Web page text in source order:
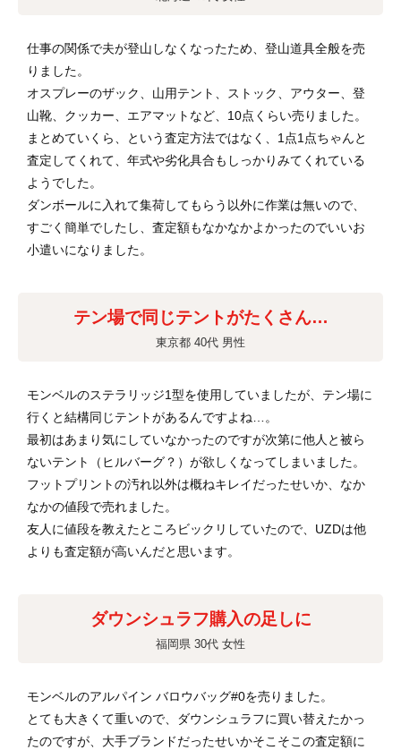
仕事の関係で夫が登山しなくなったため、登山道具全般を売
りました。
オスプレーのザック、山用テント、ストック、アウター、登
山靴、クッカー、エアマットなど、10点くらい売りました。
まとめていくら、という査定方法ではなく、1点1点ちゃんと
査定してくれて、年式や劣化具合もしっかりみてくれている
ようでした。
ダンボールに入れて集荷してもらう以外に作業は無いので、
すごく簡単でしたし、査定額もなかなかよかったのでいいお
小遣いになりました。
テン場で同じテントがたくさん…
東京都 40代 男性
モンベルのステラリッジ1型を使用していましたが、テン場に
行くと結構同じテントがあるんですよね…。
最初はあまり気にしていなかったのですが次第に他人と被ら
ないテント（ヒルバーグ？）が欲しくなってしまいました。
フットプリントの汚れ以外は概ねキレイだったせいか、なか
なかの値段で売れました。
友人に値段を教えたところビックリしていたので、UZDは他
よりも査定額が高いんだと思います。
ダウンシュラフ購入の足しに
福岡県 30代 女性
モンベルのアルパイン バロウバッグ#0を売りました。
とても大きくて重いので、ダウンシュラフに買い替えたかっ
たのですが、大手ブランドだったせいかそこそこの査定額に